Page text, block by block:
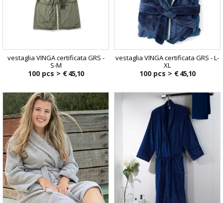
vestaglia VINGA certificata GRS -
S-M
100 pcs > € 45,10
vestaglia VINGA certificata GRS - L-
XL
100 pcs > € 45,10